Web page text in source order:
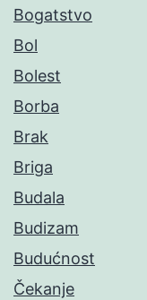
Bogatstvo
Bol
Bolest
Borba
Brak
Briga
Budala
Budizam
Budućnost
Čekanje